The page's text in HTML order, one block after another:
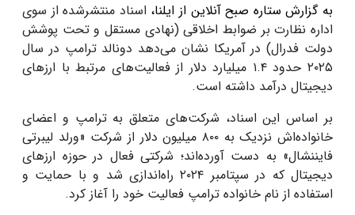
به گزارش ستاره صبح آنلاین از ایلنا، اسناد منتشرشده از سوی
اداره نظارت بر ضوابط اخلاقی (نهادی مستقل و تحت پوشش
دولت فدرال) در آمریکا نشان می‌دهد دونالد ترامپ در سال
۲۰۲۵ حدود ۱.۴ میلیارد دلار از فعالیت‌های مرتبط با ارز‌های
دیجیتال درآمد داشته است.
بر اساس این اسناد، شرکت‌های متعلق به ترامپ و اعضای
خانواده‌اش نزدیک به ۸۰۰ میلیون دلار از شرکت «ورلد لیبرتی
فایننشال» به دست آورده‌اند؛ شرکتی فعال در حوزه ارز‌های
دیجیتال که در سپتامبر ۲۰۲۴ راه‌اندازی شد و با حمایت و
استفاده از نام خانواده ترامپ فعالیت خود را آغاز کرد.